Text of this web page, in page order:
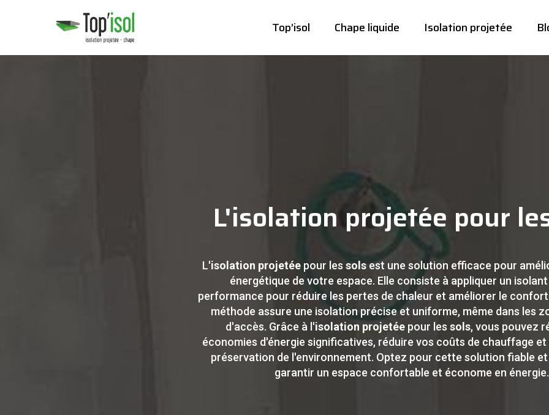
Top’isol Chape liquide Isolation projetée
L'isolation projetée pour
L'isolation projetée pour les solsest une solution efficace pour
énergétique de votre espace. Elle consiste à appliquer un
performance pour réduire les pertes de chaleur et améliorer le
méthode assure une isolation précise et uniforme, même dans les
d'accès. Grâce à l'isolation projetéepour les sols, vous pouvez
économies d'énergie significatives, réduire vos coûts de chauffage
préservation de l'environnement. Optez pour cette solution fiable
garantir un espace confortable et économe en énergie.